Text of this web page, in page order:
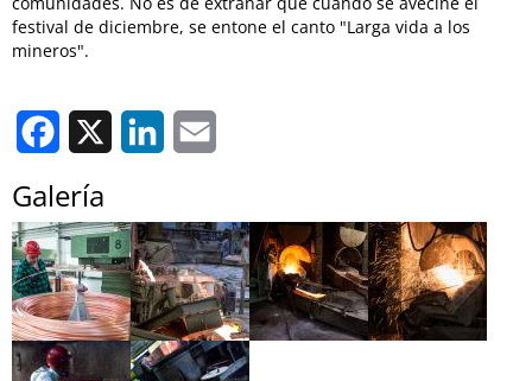
festival de diciembre, se entone el canto "Larga vida a los
mineros".
Facebook LinkedIn
Galería